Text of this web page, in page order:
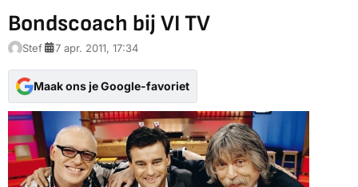
Bondscoach bij VI TV
Stef 7 apr. 2011, 17:34
Maak ons je Google-favoriet